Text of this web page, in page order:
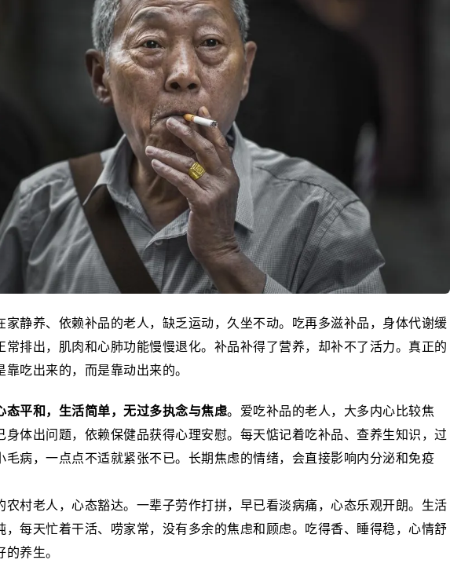
家静养、依赖补品的老人，缺乏运动，久坐不动。吃再多滋补品，身体代谢缓
常排出，肌肉和心肺功能慢慢退化。补品补得了营养，却补不了活力。真正的
吃出来的，而是靠动出来的。
态平和，生活简单，无过多执念与焦虑。爱吃补品的老人，大多内心比较焦
身体出问题，依赖保健品获得心理安慰。每天惦记着吃补品、查养生知识，过
毛病，一点点不适就紧张不已。长期焦虑的情绪，会直接影响内分泌和免疫
农村老人，心态豁达。一辈子劳作打拼，早已看淡病痛，心态乐观开朗。生活
，每天忙着干活、唠家常，没有多余的焦虑和顾虑。吃得香、睡得稳，心情舒
养生。